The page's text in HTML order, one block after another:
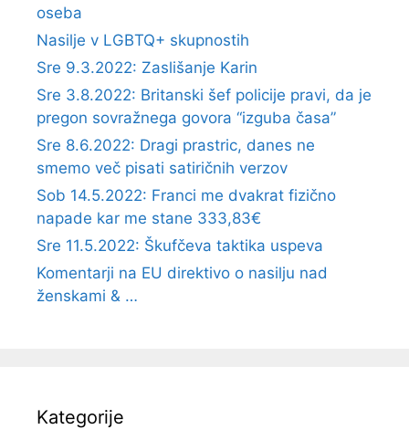
oseba
Nasilje v LGBTQ+ skupnostih
Sre 9.3.2022: Zaslišanje Karin
Sre 3.8.2022: Britanski šef policije pravi, da je
pregon sovražnega govora “izguba časa”
Sre 8.6.2022: Dragi prastric, danes ne
smemo več pisati satiričnih verzov
Sob 14.5.2022: Franci me dvakrat fizično
napade kar me stane 333,83€
Sre 11.5.2022: Škufčeva taktika uspeva
Komentarji na EU direktivo o nasilju nad
ženskami & …
Kategorije